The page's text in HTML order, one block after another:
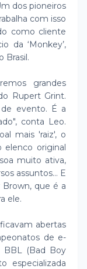
dos pioneiros
com isso
como cliente
da ‘Monkey’,
Brasil.
grandes
Rupert Grint.
evento. É a
conta Leo.
mais 'raiz', o
elenco original
muito ativa,
assuntos... E
que é a
ele.
abertas
de e-
BBL (Bad Boy
especializada